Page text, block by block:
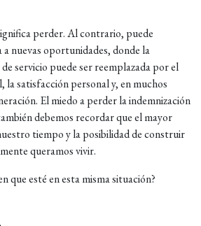
perder. Al contrario, puede
nuevas oportunidades, donde la
servicio puede ser reemplazada por el
satisfacción personal y, en muchos
El miedo a perder la indemnización
debemos recordar que el mayor
tiempo y la posibilidad de construir
queramos vivir.
que esté en esta misma situación?